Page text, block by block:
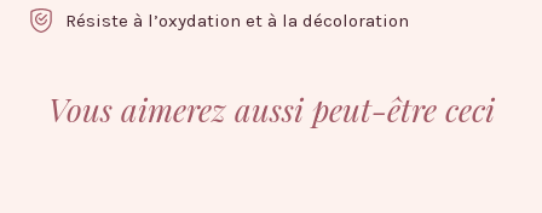
Résiste à l’oxydation et à la décoloration
Vous aimerez aussi peut-être ceci